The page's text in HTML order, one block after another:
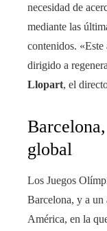
necesidad de
mediante las
contenidos. «Este
dirigido a
Llopart, el
global
Los Juegos
Barcelona, y a un
América, en la